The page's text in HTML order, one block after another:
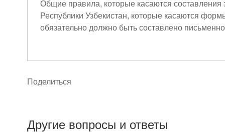
Общие правила, которые касаются составления
Республики Узбекистан, которые касаются
обязательно должно быть составлено
Поделиться
Другие вопросы и ответы